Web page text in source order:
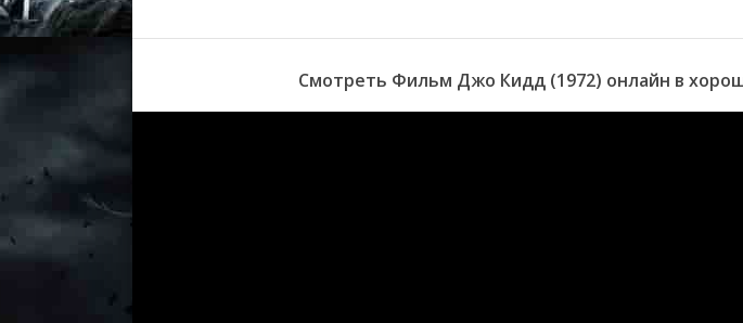
Смотреть Фильм Джо Кидд (1972) онлайн в